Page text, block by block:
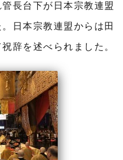
長台下が日本宗教連盟
日本宗教連盟からは田
辞を述べられました。